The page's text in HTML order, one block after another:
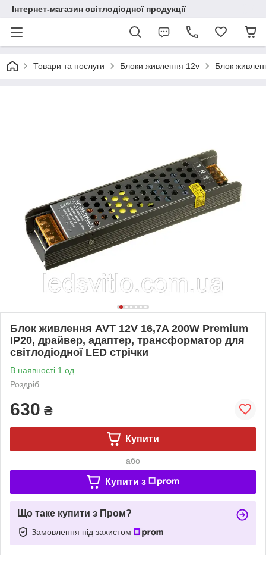
Інтернет-магазин світлодіодної продукції
Товари та послуги Блоки живлення 12v Блок
Блок живлення AVT 12V 16,7A 200W Premium
IP20, драйвер, адаптер, трансформатор для
світлодіодної LED стрічки
В наявності 1 од.
Роздріб
630 ₴
Купити
або
Купити з
Що таке купити з Пром?
Замовлення під захистом